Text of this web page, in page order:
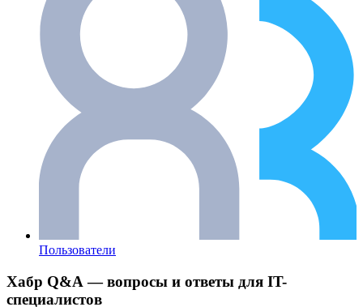
Пользователи
Хабр Q&A — вопросы и ответы для IT-
специалистов